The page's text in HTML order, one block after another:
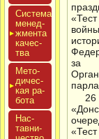
Сис­те­ма
ме­нед­
жмен­та
ка­чес­
тва
Мето­
дичес­
кая ра­
бота
Нас­
тавни­
за